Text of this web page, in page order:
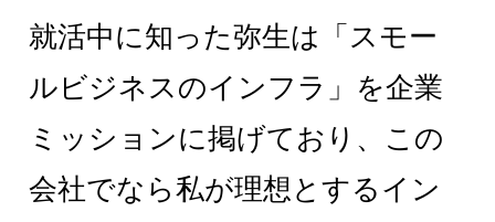
就活中に知った弥生は「スモー
ルビジネスのインフラ」を企業
ミッションに掲げており、この
会社でなら私が理想とするイン